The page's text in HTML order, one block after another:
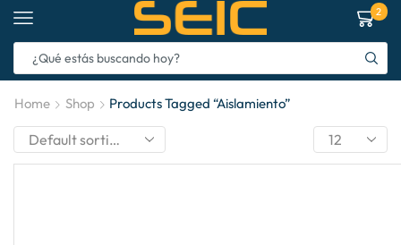
2
Home Shop Products Tagged “aislamiento”